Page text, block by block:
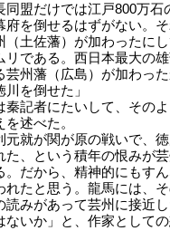
同盟だけでは江戸800万石
府を倒せるはずがない。
（土佐藩）が加わったにし
リである。西日本最大の
芸州藩（広島）が加わっ
川を倒せた」
記者にたいして、そのよ
を述べた。
元就が関が原の戦いで、徳
た、という積年の恨みが芸
。だから、精神的にもす
れたと思う。龍馬には、
読みがあって芸州に接近し
ないか」と、作家としての